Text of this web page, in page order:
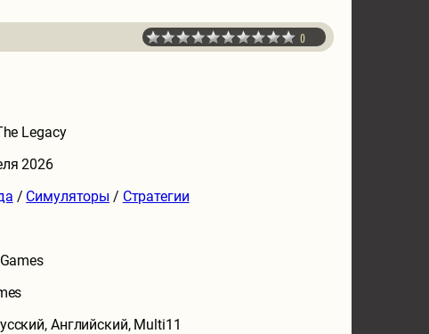
0
Legacy
2026
/ Симуляторы / Стратегии
Английский, Multi11